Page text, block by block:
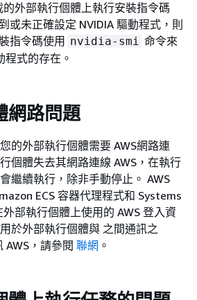
的外部執行個體上執行安裝指令碼
或未正確設定 NVIDIA 驅動程式，則
指令碼使用 nvidia-smi 命令來
程式的存在。
網路問題
的外部執行個體需要 AWS網路連
個體失去其網路連線 AWS，在執行
繼續執行，除非手動停止。 AWS
ECS 容器代理程式和 Systems
部執行個體上使用的 AWS 登入資
於外部執行個體與 之間通訊之
AWS，請參閱 聯網 。